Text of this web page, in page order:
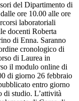
del Dipartimento di
ore 10.00 alle ore
laboratoriali
docenti Roberta
di Enna. Saranno
cronologico di
di Laurea in
il modulo online di
di giorno 26 febbraio
entro giorno
di studio. L’attività